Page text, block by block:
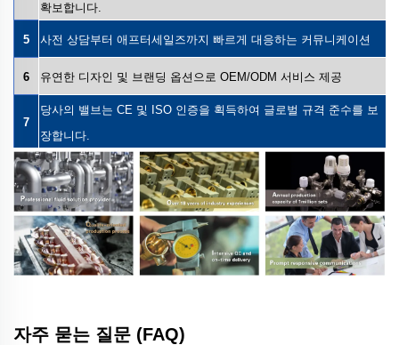
확보합니다.
5 사전 상담부터 애프터세일즈까지 빠르게 대응하는 커뮤니케이션
6 유연한 디자인 및 브랜딩 옵션으로 OEM/ODM 서비스 제공
7
당사의 밸브는 CE 및 ISO 인증을 획득하여 글로벌 규격 준수를 보
장합니다.
자주 묻는 질문 (FAQ)